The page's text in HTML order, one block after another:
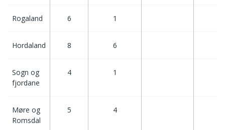
Rogaland 6 1
Hordaland 8 6
Sogn og
fjordane
4 1
Møre og
Romsdal
5 4